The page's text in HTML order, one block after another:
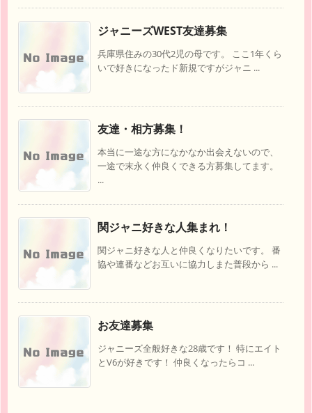
ジャニーズWEST友達募集
兵庫県住みの30代2児の母です。 ここ1年くら
いで好きになったド新規ですがジャニ ...
友達・相方募集！
本当に一途な方になかなか出会えないので、
一途で末永く仲良くできる方募集してます。
...
関ジャニ好きな人集まれ！
関ジャニ好きな人と仲良くなりたいです。 番
協や連番などお互いに協力しまた普段から ...
お友達募集
ジャニーズ全般好きな28歳です！ 特にエイト
とV6が好きです！ 仲良くなったらコ ...